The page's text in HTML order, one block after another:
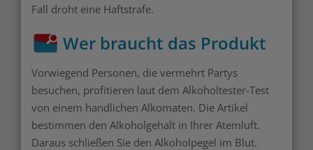
Fall droht eine Haftstrafe.
Wer braucht das Produkt
Vorwiegend Personen, die vermehrt Partys
besuchen, profitieren laut dem Alkoholtester-Test
von einem handlichen Alkomaten. Die Artikel
bestimmen den Alkoholgehalt in Ihrer Atemluft.
Daraus schließen Sie den Alkoholpegel im Blut.